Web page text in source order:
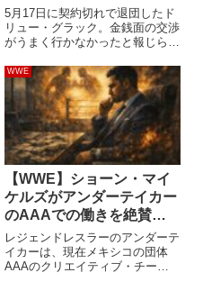
一覧に復帰
5月17日に契約切れで退団したド
リュー・グラック。金銭面の交渉
がうまく行かなかったと報じられ
ようです。Wrestling Incは、彼の
プロフィールが「退団者一覧」か
らSmackDownのロースターペー
ジに移さ...
WWE
【WWE】ショーン・マイ
ケルズがアンダーテイカー
のAAAでの働きを絶賛
「団体を率い、ルチャドー
ルたちと飛び回ってるなん
て凄い話だ…」
レジェンドレスラーのアンダーテ
イカーは、現在メキシコの団体
AAAのクリエイティブ・チーム